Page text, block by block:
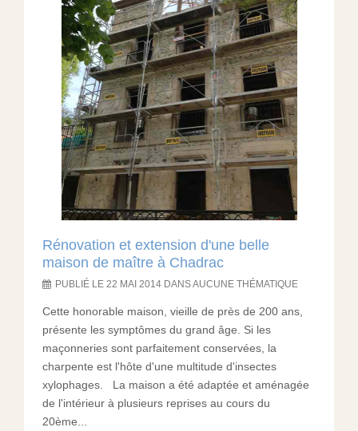
Rénovation et extension d'une belle
maison de maître à Chadrac
PUBLIÉ LE 22 MAI 2014 DANS AUCUNE THÉMATIQUE
Cette honorable maison, vieille de près de 200 ans,
présente les symptômes du grand âge. Si les
maçonneries sont parfaitement conservées, la
charpente est l'hôte d'une multitude d'insectes
xylophages. La maison a été adaptée et aménagée
de l'intérieur à plusieurs reprises au cours du
20ème...